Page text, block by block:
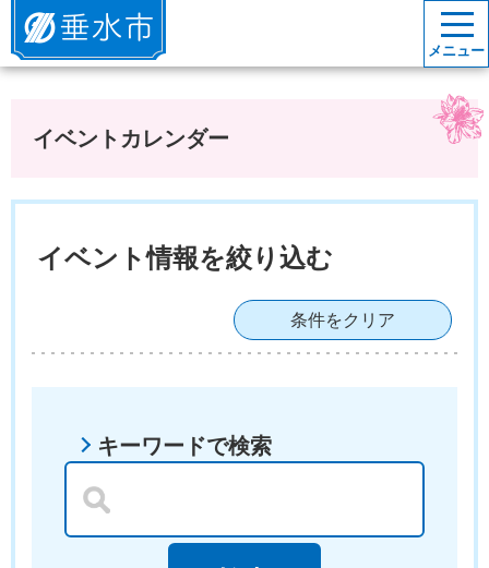
垂水市
メニュー
イベントカレンダー
イベント情報を絞り込む
条件をクリア
キーワードで検索